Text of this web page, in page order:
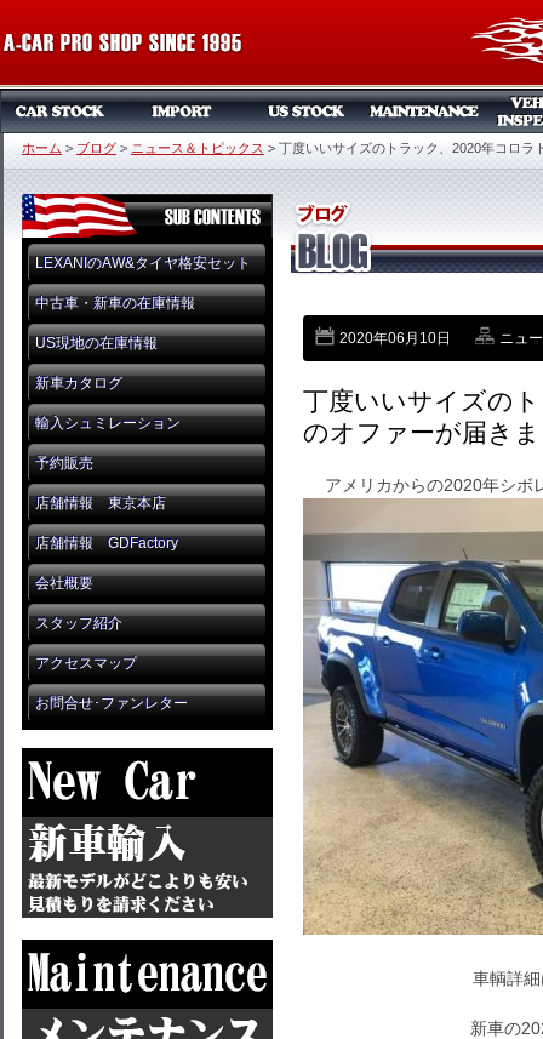
ホーム > ブログ > ニュース＆トピックス > 丁度いいサイズのトラック、2020年コロラ
LEXANIのAW&タイヤ格安セット
中古車・新車の在庫情報
US現地の在庫情報
新車カタログ
輸入シュミレーション
予約販売
店舗情報 東京本店
店舗情報 GDFactory
会社概要
スタッフ紹介
アクセスマップ
お問合せ･ファンレター
2020年06月10日 ニュ
丁度いいサイズの
のオファーが届き
アメリカからの2020年シボ
車輌詳
新車の